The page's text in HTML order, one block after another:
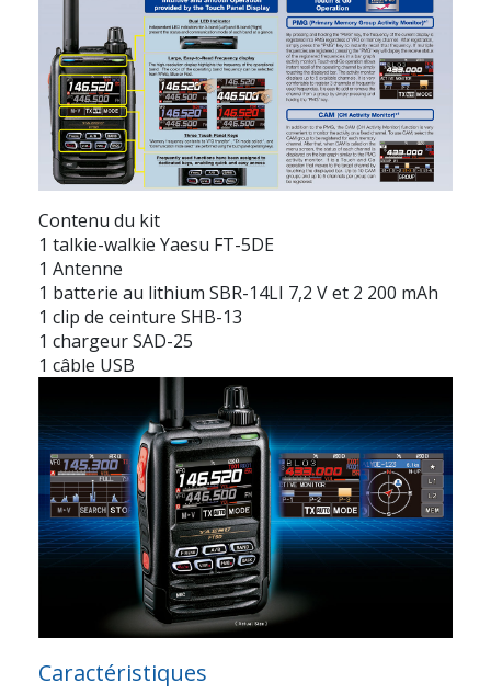
Contenu du kit
1 talkie-walkie Yaesu FT-5DE
1 Antenne
1 batterie au lithium SBR-14LI 7,2 V et 2 200 mAh
1 clip de ceinture SHB-13
1 chargeur SAD-25
1 câble USB
Caractéristiques